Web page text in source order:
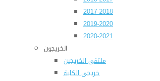
2017-2018
2019-2020
2020-2021
الخريجون
ملتقى الخريجين
خريجى الكلية